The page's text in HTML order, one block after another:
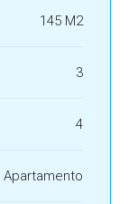
145 M2
3
4
Apartamento